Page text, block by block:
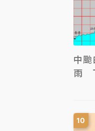
中颱
雨